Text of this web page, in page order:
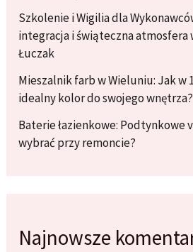
Szkolenie i Wigilia dla
integracja i świąteczna atmosfera
Łuczak
Mieszalnik farb w Wieluniu: Jak w
idealny kolor do swojego wnętrza?
Baterie łazienkowe: Podtynkowe
wybrać przy remoncie?
Najnowsze